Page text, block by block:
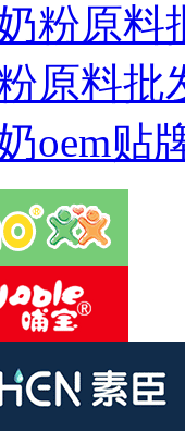
粉原料
原料批
oem贴